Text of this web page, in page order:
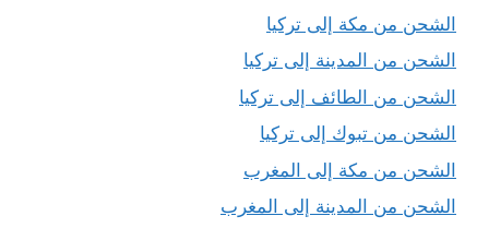
الشحن من مكة إلى تركيا
الشحن من المدينة إلى تركيا
الشحن من الطائف إلى تركيا
الشحن من تبوك إلى تركيا
الشحن من مكة إلى المغرب
الشحن من المدينة إلى المغرب